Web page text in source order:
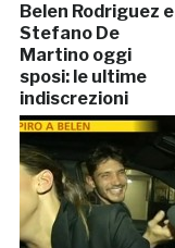
Belen Rodriguez e
Stefano De
Martino oggi
sposi: le ultime
indiscrezioni
(LEGGI)